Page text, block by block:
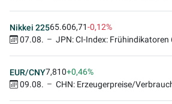
Nikkei 22565.606,71-0,12%
07.08.
JPN: CI-Index:
EUR/CNY7,810+0,46%
09.08.
CHN: Erzeugerpreise/